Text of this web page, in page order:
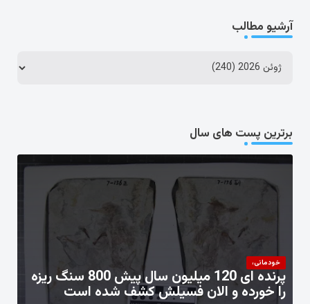
آرشیو مطالب
برترین پست های سال
خودمانی،
پرنده ای 120 میلیون سال پیش 800 سنگ ریزه
را خورده و الان فسیلش کشف شده است